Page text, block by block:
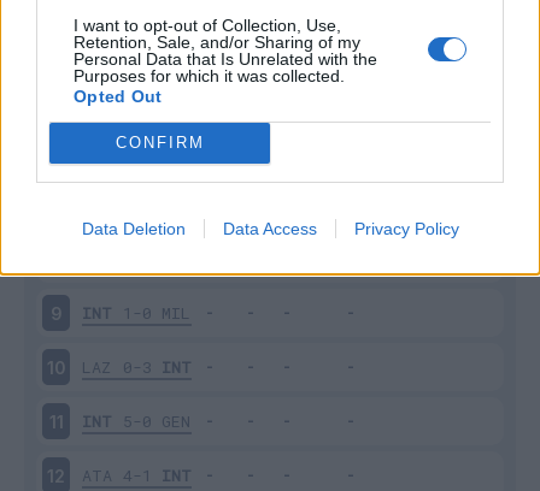
I want to opt-out of Collection, Use,
Retention, Sale, and/or Sharing of my
Personal Data that Is Unrelated with the
Purposes for which it was collected.
Opted Out
CONFIRM
Data Deletion Data Access Privacy Policy
INT 0-1 PAR
SAM 0-1
2-1 FIO
9 INT 1-0 MIL
10 LAZ 0-3 INT
11 INT 5-0 GEN
12 ATA 4-1 INT